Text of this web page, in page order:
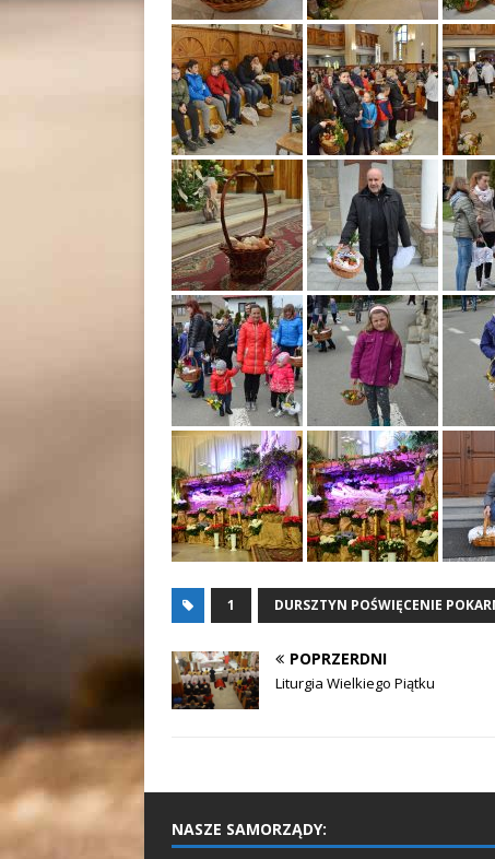
1 DURSZTYN POŚWIĘCENIE
POPRZERDNI
Liturgia Wielkiego Piątku
NASZE SAMORZĄDY: